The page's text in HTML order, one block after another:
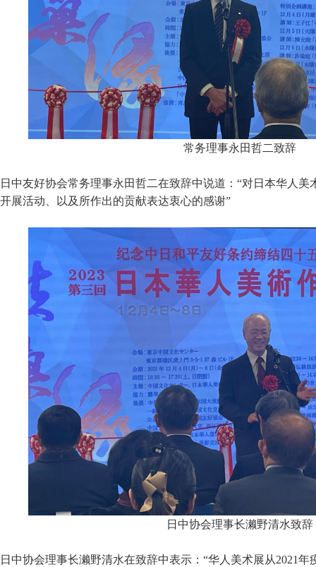
常务理事永田哲二致辞
日中友好协会常务理事永田哲二在致辞中说道：“对日本华人
开展活动、以及所作出的贡献表达衷心的感谢”
日中协会理事长濑野清水致辞
日中协会理事长濑野清水在致辞中表示：“华人美术展从2021